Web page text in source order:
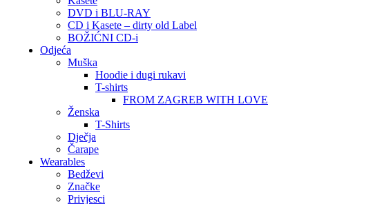
DVD i BLU-RAY
CD i Kasete – dirty old Label
BOŽIĆNI CD-i
Odjeća
Muška
Hoodie i dugi rukavi
T-shirts
FROM ZAGREB WITH LOVE
Ženska
T-Shirts
Dječja
Čarape
Wearables
Bedževi
Značke
Privjesci